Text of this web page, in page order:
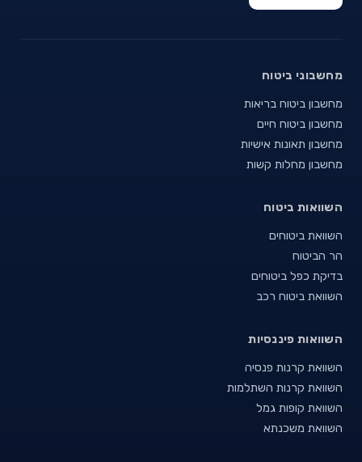
מחשבוני ביטוח
מחשבון ביטוח בריאות
מחשבון ביטוח חיים
מחשבון תאונות אישיות
מחשבון מחלות קשות
השוואות ביטוח
השוואת ביטוחים
הר הביטוח
בדיקת כפל ביטוחים
השוואת ביטוח רכב
השוואות פיננסיות
השוואת קרנות פנסיה
השוואת קרנות השתלמות
השוואת קופות גמל
השוואת משכנתא